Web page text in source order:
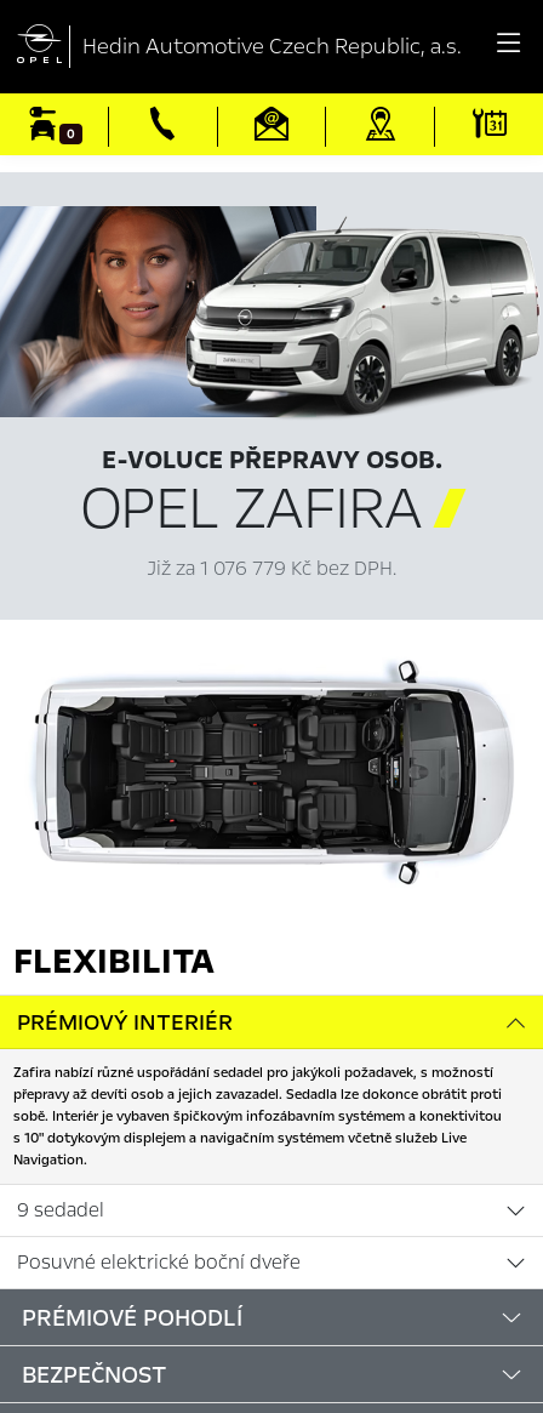
 Hedin Automotive Czech Republic, a.s.
0
E-VOLUCE PŘEPRAVY OSOB.
OPEL ZAFIRA
Již za 1 076 779 Kč bez DPH.
FLEXIBILITA
PRÉMIOVÝ INTERIÉR
Zafira nabízí různé uspořádání sedadel pro jakýkoli požadavek, s možností
přepravy až devíti osob a jejich zavazadel. Sedadla lze dokonce obrátit proti
sobě. Interiér je vybaven špičkovým infozábavním systémem a konektivitou
s 10" dotykovým displejem a navigačním systémem včetně služeb Live
Navigation.
9 sedadel
Posuvné elektrické boční dveře
PRÉMIOVÉ POHODLÍ
BEZPEČNOST